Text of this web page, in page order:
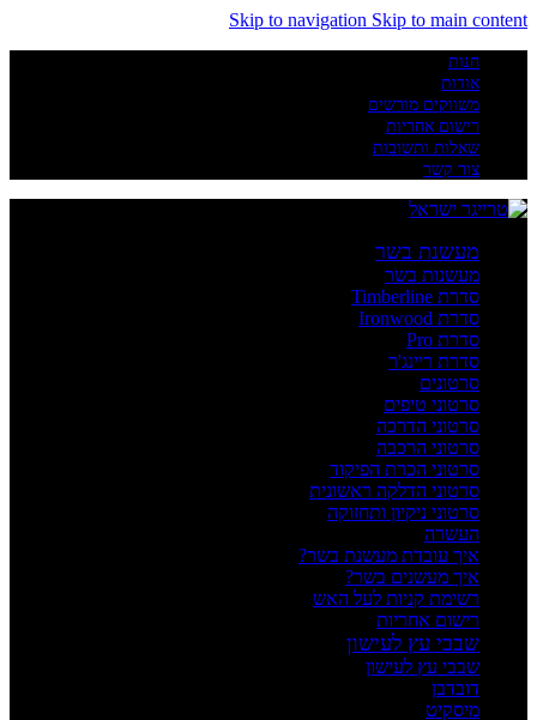
Skip to navigation Skip to main content
חנות
אודות
משווקים מורשים
רישום אחריות
שאלות ותשובות
צור קשר
מעשנת בשר
מעשנות בשר
סדרת Timberline
סדרת Ironwood
סדרת Pro
סדרת ריינג'ר
סרטונים
סרטוני טיפים
סרטוני הדרכה
סרטוני הרכבה
סרטוני הכרת הפיקוד
סרטוני הדלקה ראשונית
סרטוני ניקיון ותחזוקה
העשרה
איך עובדת מעשנת בשר?
איך מעשנים בשר?
רשימת קניות לעל האש
רישום אחריות
שבבי עץ לעישון
שבבי עץ לעישון
דובדבן
מיסקיט